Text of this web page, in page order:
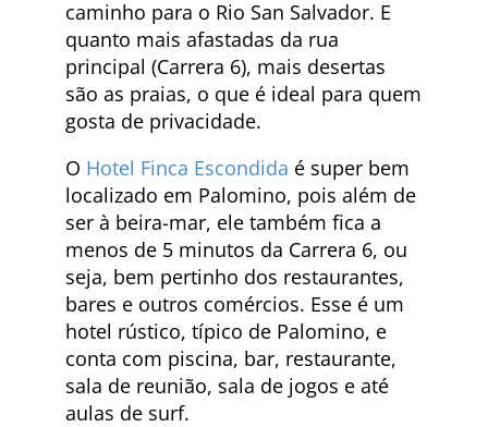
caminho para o Rio San Salvador. E
quanto mais afastadas da rua
principal (Carrera 6), mais desertas
são as praias, o que é ideal para quem
gosta de privacidade.
O Hotel Finca Escondida é super bem
localizado em Palomino, pois além de
ser à beira-mar, ele também fica a
menos de 5 minutos da Carrera 6, ou
seja, bem pertinho dos restaurantes,
bares e outros comércios. Esse é um
hotel rústico, típico de Palomino, e
conta com piscina, bar, restaurante,
sala de reunião, sala de jogos e até
aulas de surf.